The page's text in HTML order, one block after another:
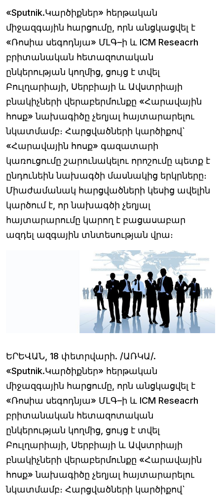
«Sputnik.Կարծիքներ» հերթական
միջազգային հարցումը, որն անցկացվել է
«Ռոսիա սեգոդնյա» ՄԼԳ–ի և ICM Reseacrh
բրիտանական հետազոտական
ընկերության կողմից, ցույց է տվել
Բուլղարիայի, Սերբիայի և Ավստրիայի
բնակիչների վերաբերմունքը «Հարավային
հոսք» նախագիծը չեղյալ հայտարարելու
նկատմամբ։ Հարցվածների կարծիքով`
«Հարավային հոսք» գազատարի
կառուցումը շարունակելու որոշումը պետք է
ընդունեին նախագծի մասնակից երկրները։
Միաժամանակ հարցվածների կեսից ավելին
կարծում է, որ նախագծի չեղյալ
հայտարարումը կարող է բացասաբար
ազդել ազգային տնտեսության վրա։
ԵՐԵՎԱՆ, 18 փետրվարի. /ԱՌԿԱ/.
«Sputnik.Կարծիքներ» հերթական
միջազգային հարցումը, որն անցկացվել է
«Ռոսիա սեգոդնյա» ՄԼԳ–ի և ICM Reseacrh
բրիտանական հետազոտական
ընկերության կողմից, ցույց է տվել
Բուլղարիայի, Սերբիայի և Ավստրիայի
բնակիչների վերաբերմունքը «Հարավային
հոսք» նախագիծը չեղյալ հայտարարելու
նկատմամբ։ Հարցվածների կարծիքով`